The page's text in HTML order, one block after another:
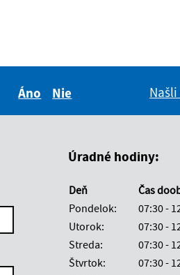
Áno
Nie
Úradné hodiny:
Deň Čas
Pondelok:
07:30 -
Utorok:
07:30 -
Streda:
07:30 -
Štvrtok:
07:30 -